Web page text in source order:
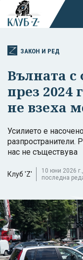
ЗАКОН И РЕД
Вълната с
през 2024
не взеха
Усилието е
разпространители.
нас не съществува
Клуб 'Z'
10 юни 2026
последна